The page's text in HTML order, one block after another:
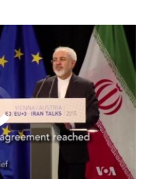
available